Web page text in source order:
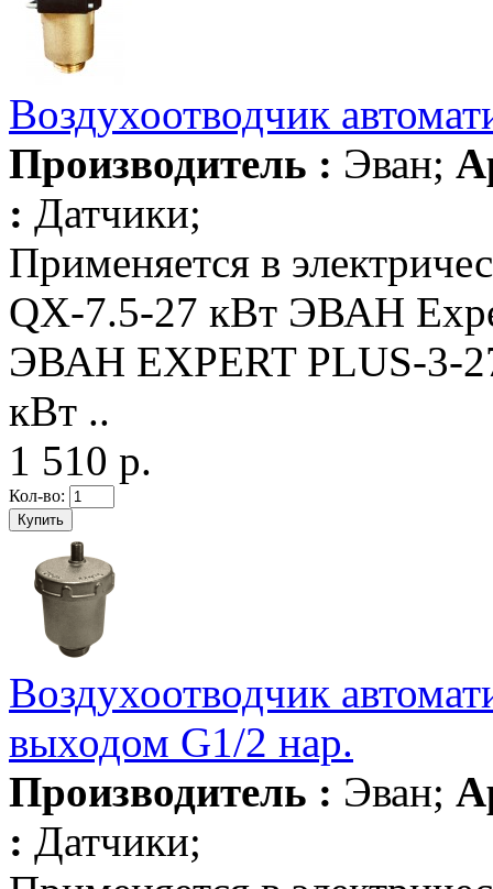
Воздухоотводчик
Производитель : Эван;
: Датчики;
Применяется в
QX-7.5-27 кВт ЭВАН
ЭВАН EXPERT PLUS-3-
кВт ..
1 510 р.
Кол-во:
Воздухоотводчик
выходом G1/2 нар.
Производитель : Эван;
: Датчики;